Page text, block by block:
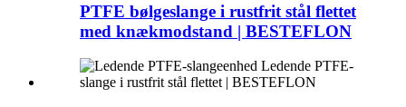
PTFE bølgeslange i rustfrit stål flettet
med knækmodstand | BESTEFLON